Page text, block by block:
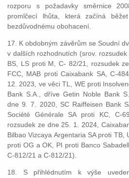
rozporu s požadavky směrnice
promlčecí lhůta, která začíná
bezdůvodnému obohacení.
17. K obdobným závěrům se Soudní
v dalších rozhodnutích (srov.
BS, LS proti M, C- 82/21, rozsudek
FCC, MAB proti Caixabank SA, C-
12. 2023, ve věci TL, WE proti
Bank S.A., dříve Getin Noble Bank
dne 9. 7. 2020, SC Raiffeisen Bank
Société Générale SA proti KC, C-
rozsudek ze dne 25. 1. 2024,
Bilbao Vizcaya Argentaria SA proti TB,
proti OG a OK, PI proti Banco
C-812/21 a C-812/21).
18. S přihlédnutím k výše